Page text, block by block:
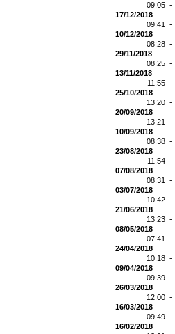
09:05 -
17/12/2018
09:41 -
10/12/2018
08:28 -
29/11/2018
08:25 -
13/11/2018
11:55 -
25/10/2018
13:20 -
20/09/2018
13:21 -
10/09/2018
08:38 -
23/08/2018
11:54 -
07/08/2018
08:31 -
03/07/2018
10:42 -
21/06/2018
13:23 -
08/05/2018
07:41 -
24/04/2018
10:18 -
09/04/2018
09:39 -
26/03/2018
12:00 -
16/03/2018
09:49 -
16/02/2018